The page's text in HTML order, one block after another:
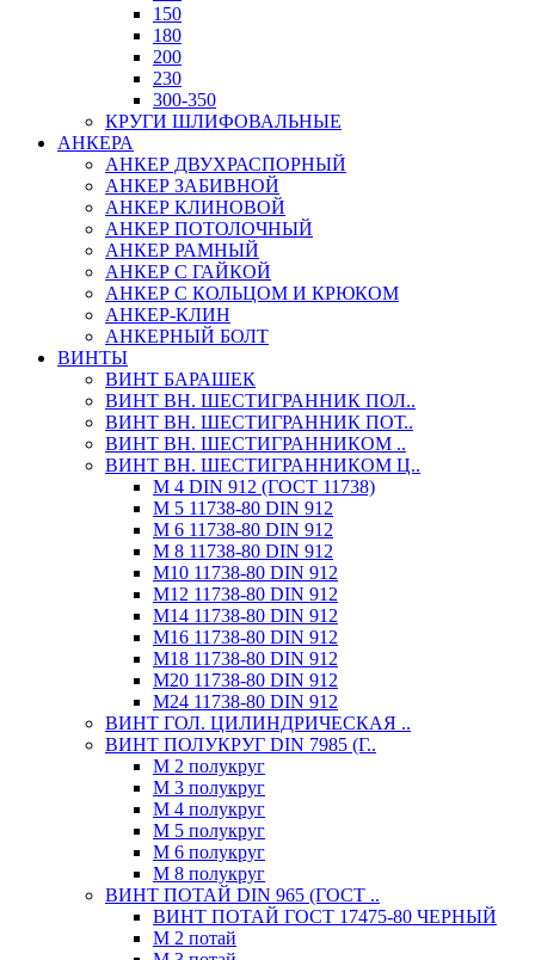
150
180
200
230
300-350
КРУГИ ШЛИФОВАЛЬНЫЕ
АНКЕРА
АНКЕР ДВУХРАСПОРНЫЙ
АНКЕР ЗАБИВНОЙ
АНКЕР КЛИНОВОЙ
АНКЕР ПОТОЛОЧНЫЙ
АНКЕР РАМНЫЙ
АНКЕР С ГАЙКОЙ
АНКЕР С КОЛЬЦОМ И КРЮКОМ
АНКЕР-КЛИН
АНКЕРНЫЙ БОЛТ
ВИНТЫ
ВИНТ БАРАШЕК
ВИНТ ВН. ШЕСТИГРАННИК ПОЛ..
ВИНТ ВН. ШЕСТИГРАННИК ПОТ..
ВИНТ ВН. ШЕСТИГРАННИКОМ ..
ВИНТ ВН. ШЕСТИГРАННИКОМ Ц..
М 4 DIN 912 (ГОСТ 11738)
М 5 11738-80 DIN 912
М 6 11738-80 DIN 912
М 8 11738-80 DIN 912
М10 11738-80 DIN 912
М12 11738-80 DIN 912
М14 11738-80 DIN 912
М16 11738-80 DIN 912
М18 11738-80 DIN 912
М20 11738-80 DIN 912
М24 11738-80 DIN 912
ВИНТ ГОЛ. ЦИЛИНДРИЧЕСКАЯ ..
ВИНТ ПОЛУКРУГ DIN 7985 (Г..
М 2 полукруг
М 3 полукруг
М 4 полукруг
М 5 полукруг
М 6 полукруг
М 8 полукруг
ВИНТ ПОТАЙ DIN 965 (ГОСТ ..
ВИНТ ПОТАЙ ГОСТ 17475-80 ЧЕРНЫЙ
М 2 потай